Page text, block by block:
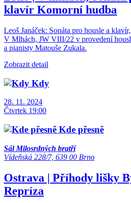
klavír Komorní hudba
Leoš Janáček: Sonáta pro housle a
V Mlhách, JW VIII/22 v provedení
a pianisty Matouše Zukala.
Zobrazit detail
Kdy
28. 11. 2024
Čtvrtek 19:00
Kde přesně
Sál Milosrdných bratří
Vídeňská 228/7, 639 00 Brno
Ostrava | Příhody lišky
Repríza